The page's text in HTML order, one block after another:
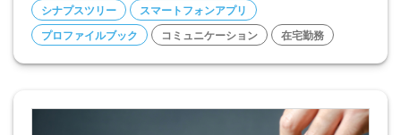
シナプスツリー
スマートフォンアプリ
プロファイルブック
コミュニケーション 在宅勤務